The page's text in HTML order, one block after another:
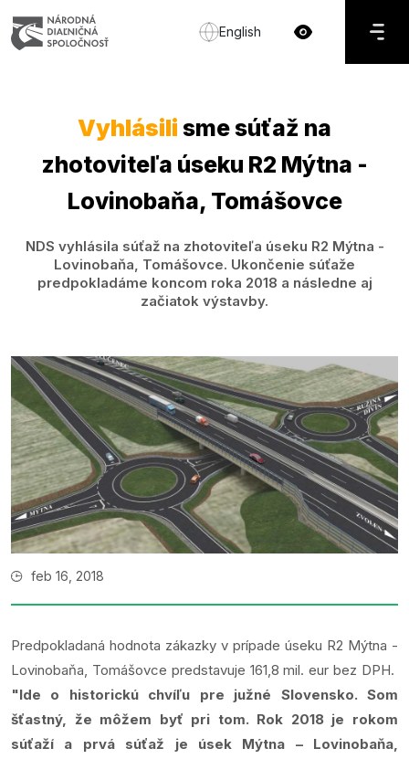
English
Vyhlásili sme súťaž na
zhotoviteľa úseku R2 Mýtna -
Lovinobaňa, Tomášovce
NDS vyhlásila súťaž na zhotoviteľa úseku R2 Mýtna -
Lovinobaňa, Tomášovce. Ukončenie súťaže
predpokladáme koncom roka 2018 a následne aj
začiatok výstavby.
feb 16, 2018
Predpokladaná hodnota zákazky v prípade úseku R2 Mýtna -
Lovinobaňa, Tomášovce predstavuje 161,8 mil. eur bez DPH.
"Ide o historickú chvíľu pre južné Slovensko. Som
šťastný, že môžem byť pri tom. Rok 2018 je rokom
súťaží a prvá súťaž je úsek Mýtna – Lovinobaňa,